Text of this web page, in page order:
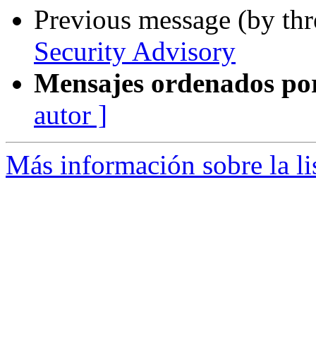
Previous message (by
Security Advisory
Mensajes ordenados
autor ]
Más información sobre la